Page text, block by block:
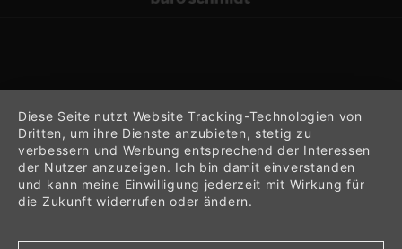
Diese Seite nutzt Website Tracking-Technologien von
Dritten, um ihre Dienste anzubieten, stetig zu
verbessern und Werbung entsprechend der Interessen
der Nutzer anzuzeigen. Ich bin damit einverstanden
und kann meine Einwilligung jederzeit mit Wirkung für
die Zukunft widerrufen oder ändern.